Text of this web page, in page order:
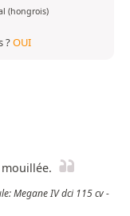
(hongrois)
?OUI
Megane IV dci 115 cv -